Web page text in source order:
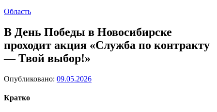
Область
В День Победы в Новосибирске
проходит акция «Служба по контракту
— Твой выбор!»
Опубликовано: 09.05.2026
Кратко